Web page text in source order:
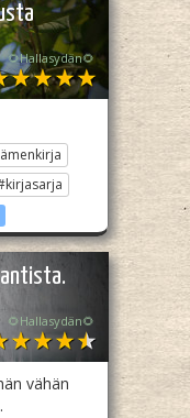
🌻Hallasydän🌻
🌻Hallasydän🌻
vähän